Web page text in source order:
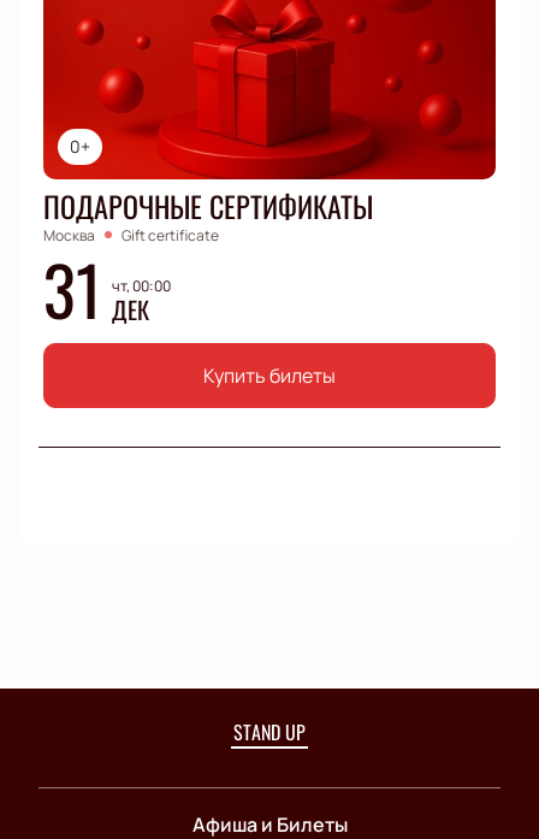
0+
ПОДАРОЧНЫЕ СЕРТИФИКАТЫ
Москва Gift certificate
31 чт, 00:00
ДЕК
Купить билеты
STAND UP
Афиша и Билеты